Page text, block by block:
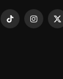
X
الانستغرام